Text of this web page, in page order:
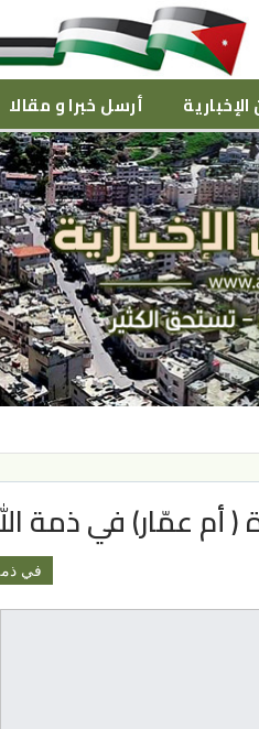
أرسل خبرا و مقالا
أم عمّار) في ذمة
في